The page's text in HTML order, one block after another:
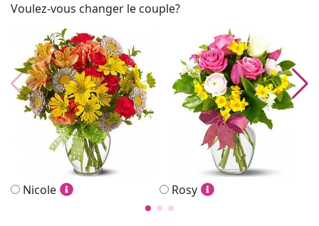
Voulez-vous changer le couple?
Nicole Rosy